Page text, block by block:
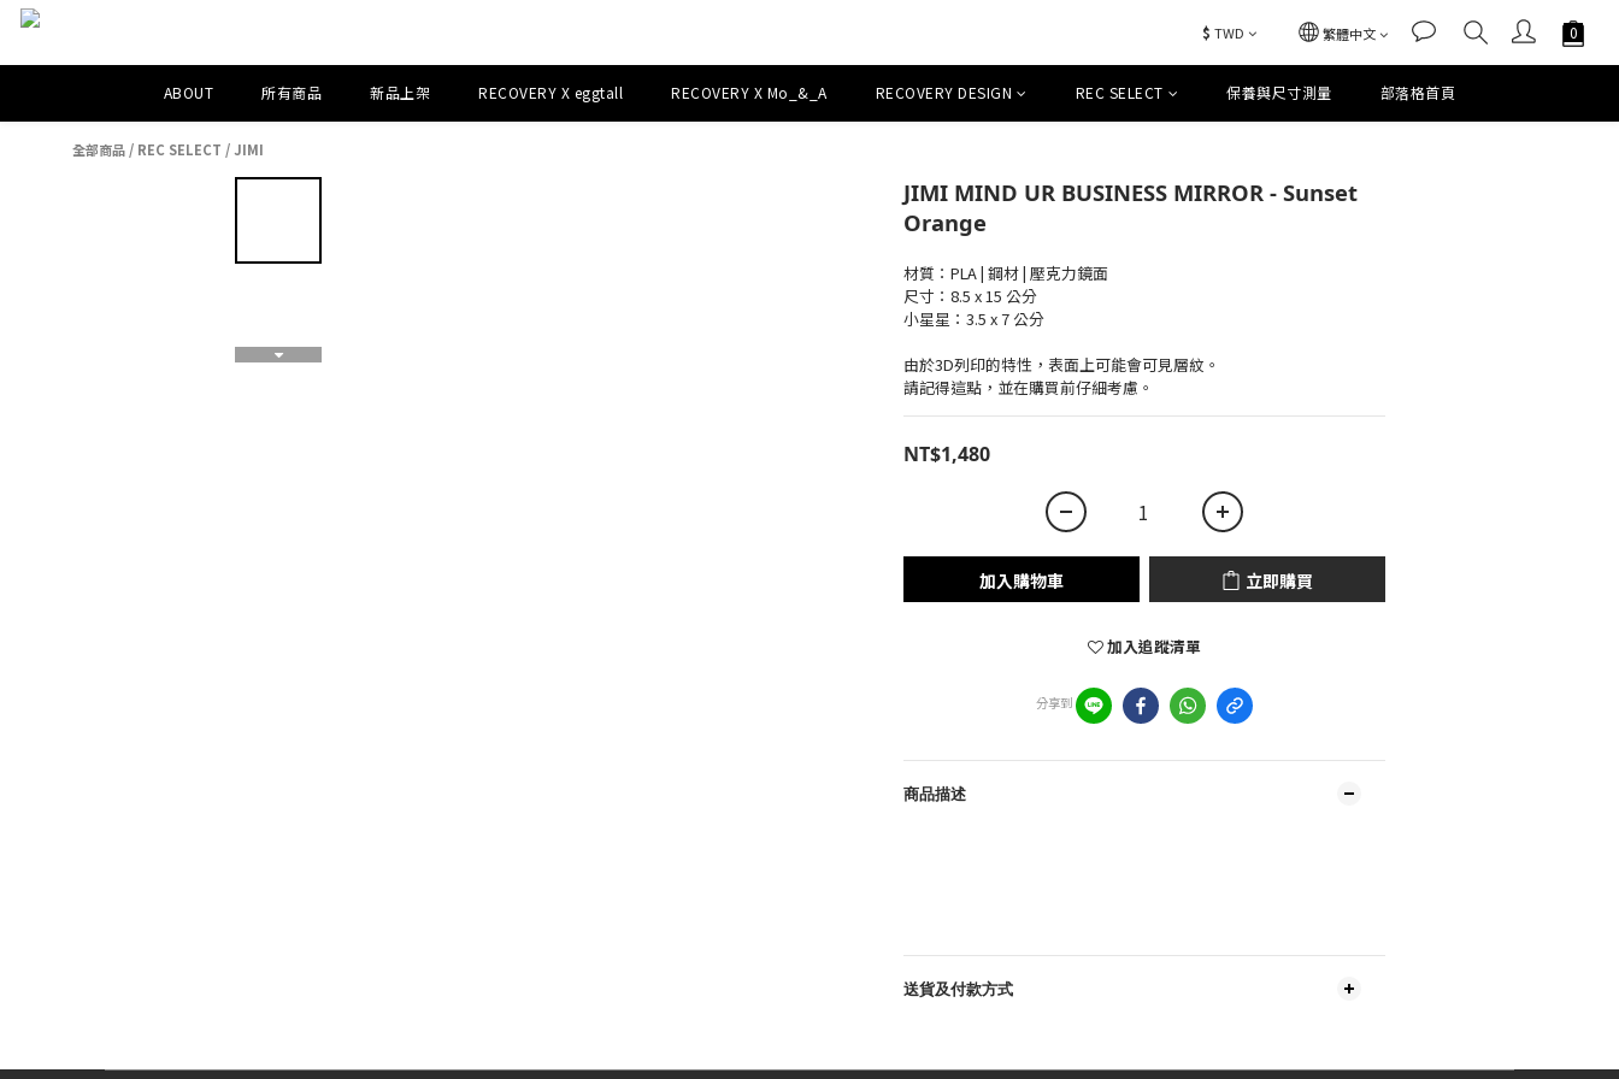
$ TWD 繁體中文
ABOUT 所有商品 新品上架 RECOVERY X eggtall RECOVERY X Mo_&_A RECOVERY DESIGN REC SELECT 保養與尺寸測量 部落格首頁
全部商品 / REC SELECT /JIMI
JIMI MIND UR BUSINESS MIRROR - Sunset
Orange
材質：PLA | 鋼材 | 壓克力鏡面
尺寸：8.5 x 15 公分
小星星：3.5 x 7 公分
由於3D列印的特性，表面上可能會可見層紋。
請記得這點，並在購買前仔細考慮。
NT$1,480
加入購物車 立即購買
加入追蹤清單
分享到
商品描述
送貨及付款方式